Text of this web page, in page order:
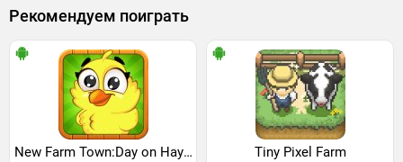
Рекомендуем поиграть
New Farm Town:Day on Hay Farm Tiny Pixel Farm